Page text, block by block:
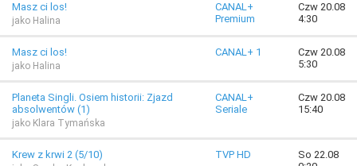
Masz ci los!
jako Halina
CANAL+
Premium
Czw 20.08
4:30
Masz ci los!
jako Halina
CANAL+ 1
Czw 20.08
5:30
Planeta Singli. Osiem historii: Zjazd
absolwentów (1)
jako Klara Tymańska
CANAL+
Seriale
Czw 20.08
15:40
Krew z krwi 2 (5/10) TVP HD
So 22.08